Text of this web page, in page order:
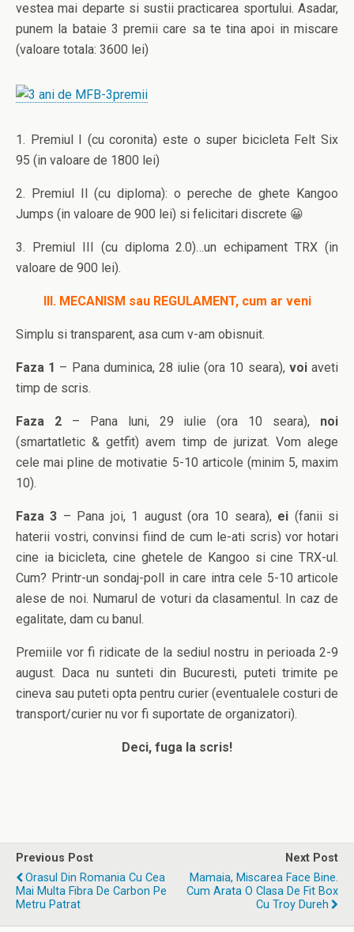
vestea mai departe si sustii practicarea sportului. Asadar,
punem la bataie 3 premii care sa te tina apoi in miscare
(valoare totala: 3600 lei)
1. Premiul I (cu coronita) este o super bicicleta Felt Six
95 (in valoare de 1800 lei)
2. Premiul II (cu diploma): o pereche de ghete Kangoo
Jumps (in valoare de 900 lei) si felicitari discrete 😀
3. Premiul III (cu diploma 2.0)…un echipament TRX (in
valoare de 900 lei).
III. MECANISM sau REGULAMENT, cum ar veni
Simplu si transparent, asa cum v-am obisnuit.
Faza 1 – Pana duminica, 28 iulie (ora 10 seara), voiaveti
timp de scris.
Faza 2– Pana luni, 29 iulie (ora 10 seara), noi
(smartatletic & getfit) avem timp de jurizat. Vom alege
cele mai pline de motivatie 5-10 articole (minim 5, maxim
10).
Faza 3 – Pana joi, 1 august (ora 10 seara), ei (fanii si
haterii vostri, convinsi fiind de cum le-ati scris) vor hotari
cine ia bicicleta, cine ghetele de Kangoo si cine TRX-ul.
Cum? Printr-un sondaj-poll in care intra cele 5-10 articole
alese de noi. Numarul de voturi da clasamentul. In caz de
egalitate, dam cu banul.
Premiile vor fi ridicate de la sediul nostru in perioada 2-9
august. Daca nu sunteti din Bucuresti, puteti trimite pe
cineva sau puteti opta pentru curier (eventualele costuri de
transport/curier nu vor fi suportate de organizatori).
Deci, fuga la scris!
Previous Post
Orasul Din Romania Cu Cea
Mai Multa Fibra De Carbon Pe
Metru Patrat
Next Post
Mamaia, Miscarea Face Bine.
Cum Arata O Clasa De Fit Box
Cu Troy Dureh